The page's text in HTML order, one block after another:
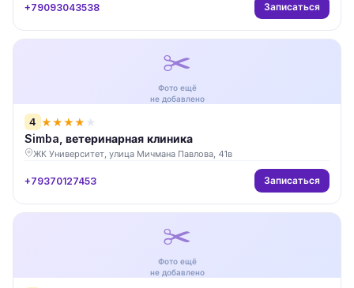
+79093043538 Записаться
✂️
Фото ещё
не добавлено
4 ★★★★ ★
Simba, ветеринарная клиника
ЖК Университет, улица Мичмана Павлова, 41в
+79370127453 Записаться
✂️
Фото ещё
не добавлено